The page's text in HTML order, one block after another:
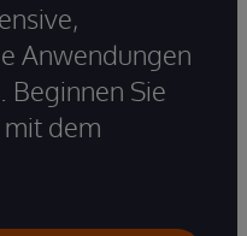
Anwendungen
Beginnen Sie
dem